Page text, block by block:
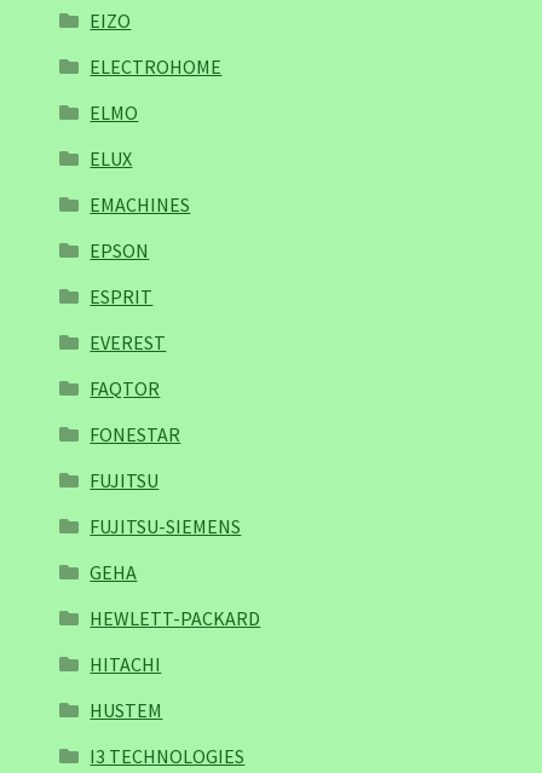
EIZO
ELECTROHOME
ELMO
ELUX
EMACHINES
EPSON
ESPRIT
EVEREST
FAQTOR
FONESTAR
FUJITSU
FUJITSU-SIEMENS
GEHA
HEWLETT-PACKARD
HITACHI
HUSTEM
I3 TECHNOLOGIES